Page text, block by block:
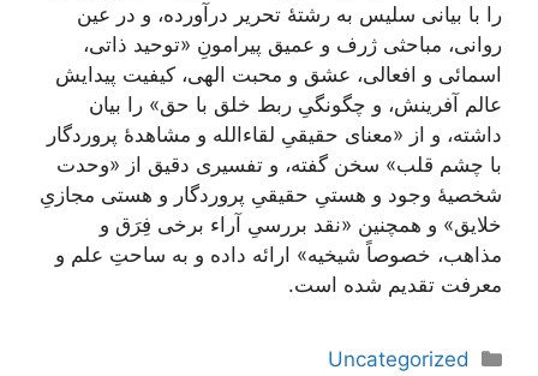
را با بیانی سلیس به رشتۀ تحریر درآورده، و در عین
روانی، مباحثی ژرف و عمیق پیرامونِ «توحید ذاتی،
اسمائی و افعالی، عشق و محبت الهی، کیفیت پیدایش
عالم آفرینش، و چگونگیِ ربط خلق با حق» را بیان
داشته، و از «معنای حقیقیِ لقاء‌الله و مشاهدۀ پروردگار
با چشم قلب» سخن گفته، و تفسیری دقیق از «وحدت
شخصیۀ وجود و هستیِ حقیقیِ پروردگار و هستی مجازیِ
خلایق» و همچنین «نقد بررسیِ آراء برخی فِرَق و
مذاهب، خصوصاً شیخیه» ارائه داده و به ساحتِ علم و
معرفت تقدیم شده است.
دسته‌ها
Uncategorized